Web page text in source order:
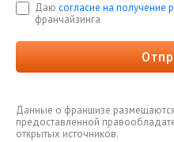
Даю согласие на получение
франчайзинга
Данные о франшизе
предоставленной
открытых источников.